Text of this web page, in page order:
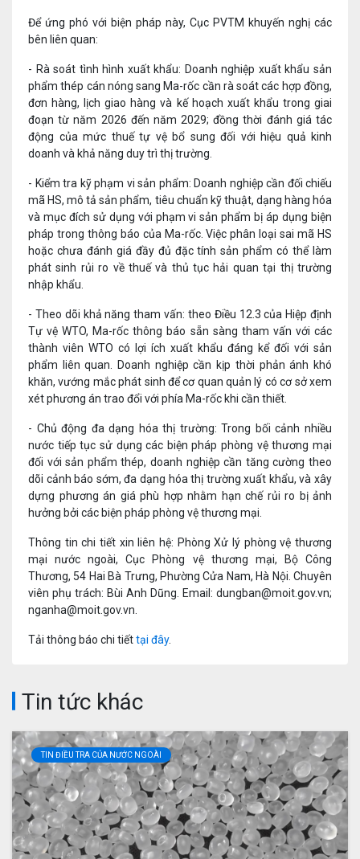
Để ứng phó với biện pháp này, Cục PVTM khuyến nghị các
bên liên quan:
- Rà soát tình hình xuất khẩu: Doanh nghiệp xuất khẩu sản
phẩm thép cán nóng sang Ma-rốc cần rà soát các hợp đồng,
đơn hàng, lịch giao hàng và kế hoạch xuất khẩu trong giai
đoạn từ năm 2026 đến năm 2029; đồng thời đánh giá tác
động của mức thuế tự vệ bổ sung đối với hiệu quả kinh
doanh và khả năng duy trì thị trường.
- Kiểm tra kỹ phạm vi sản phẩm: Doanh nghiệp cần đối chiếu
mã HS, mô tả sản phẩm, tiêu chuẩn kỹ thuật, dạng hàng hóa
và mục đích sử dụng với phạm vi sản phẩm bị áp dụng biện
pháp trong thông báo của Ma-rốc. Việc phân loại sai mã HS
hoặc chưa đánh giá đầy đủ đặc tính sản phẩm có thể làm
phát sinh rủi ro về thuế và thủ tục hải quan tại thị trường
nhập khẩu.
- Theo dõi khả năng tham vấn: theo Điều 12.3 của Hiệp định
Tự vệ WTO, Ma-rốc thông báo sẵn sàng tham vấn với các
thành viên WTO có lợi ích xuất khẩu đáng kể đối với sản
phẩm liên quan. Doanh nghiệp cần kịp thời phản ánh khó
khăn, vướng mắc phát sinh để cơ quan quản lý có cơ sở xem
xét phương án trao đổi với phía Ma-rốc khi cần thiết.
- Chủ động đa dạng hóa thị trường: Trong bối cảnh nhiều
nước tiếp tục sử dụng các biện pháp phòng vệ thương mại
đối với sản phẩm thép, doanh nghiệp cần tăng cường theo
dõi cảnh báo sớm, đa dạng hóa thị trường xuất khẩu, và xây
dựng phương án giá phù hợp nhằm hạn chế rủi ro bị ảnh
hưởng bởi các biện pháp phòng vệ thương mại.
Thông tin chi tiết xin liên hệ: Phòng Xử lý phòng vệ thương
mại nước ngoài, Cục Phòng vệ thương mại, Bộ Công
Thương, 54 Hai Bà Trưng, Phường Cửa Nam, Hà Nội. Chuyên
viên phụ trách: Bùi Anh Dũng. Email: dungban@moit.gov.vn;
nganha@moit.gov.vn.
Tải thông báo chi tiếttại đây.
Tin tức khác
TIN ĐIỀU TRA CỦA NƯỚC NGOÀI